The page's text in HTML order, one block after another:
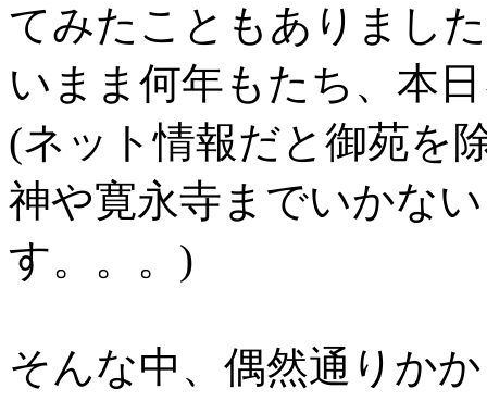
てみたこともありまし
いまま何年もたち、本
(ネット情報だと御苑を
神や寛永寺までいかな
す。。。)
そんな中、偶然通りか